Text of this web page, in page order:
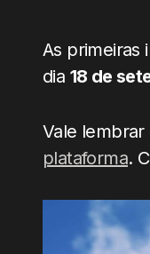
As primeiras
dia 18 de
Vale lembrar
plataforma.